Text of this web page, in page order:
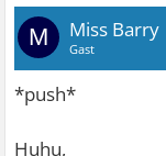
M Miss Barry
Gast
*push*
Huhu,